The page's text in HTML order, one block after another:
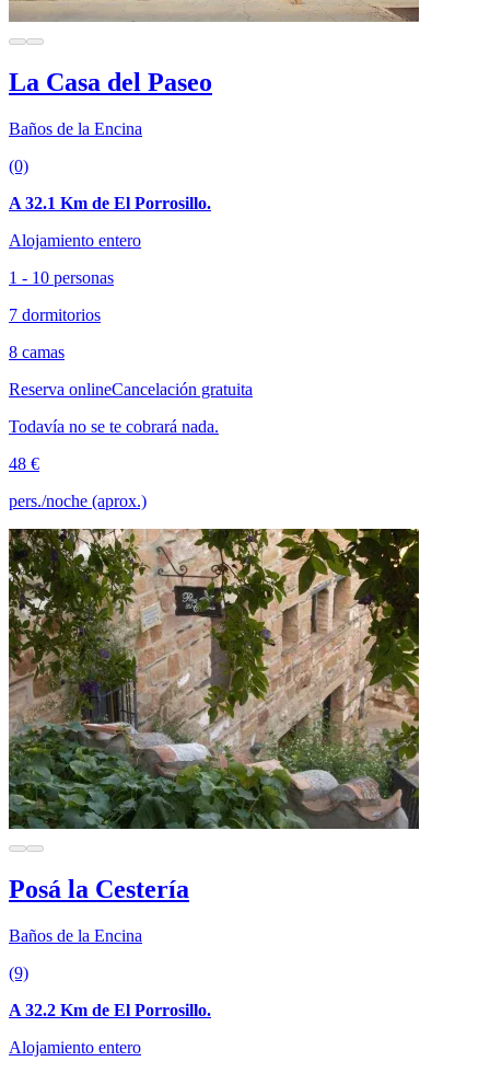
La Casa del Paseo
Baños de la Encina
(0)
A 32.1 Km de El Porrosillo.
Alojamiento entero
1 - 10 personas
7 dormitorios
8 camas
Reserva onlineCancelación gratuita
Todavía no se te cobrará nada.
48 €
pers./noche (aprox.)
Posá la Cestería
Baños de la Encina
(9)
A 32.2 Km de El Porrosillo.
Alojamiento entero